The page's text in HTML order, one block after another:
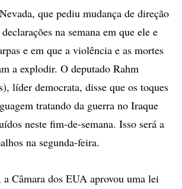
que pediu mudança de direção
na semana em que ele e
e em que a violência e as mortes
a explodir. O deputado Rahm
líder democrata, disse que os toques
tratando da guerra no Iraque
neste fim-de-semana. Isso será a
na segunda-feira.
a Câmara dos EUA aprovou uma lei